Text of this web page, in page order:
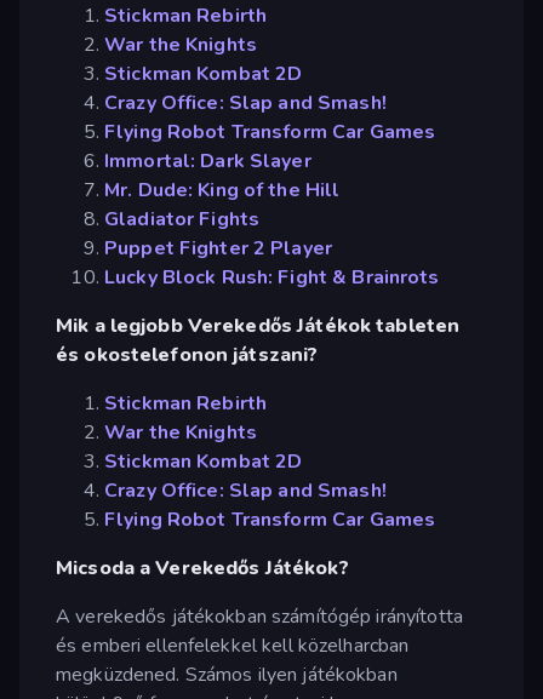
Stickman Rebirth
War the Knights
Stickman Kombat 2D
Crazy Office: Slap and Smash!
Flying Robot Transform Car Games
Immortal: Dark Slayer
Mr. Dude: King of the Hill
Gladiator Fights
Puppet Fighter 2 Player
Lucky Block Rush: Fight & Brainrots
Mik a legjobb Verekedős Játékok tableten
és okostelefonon játszani?
Stickman Rebirth
War the Knights
Stickman Kombat 2D
Crazy Office: Slap and Smash!
Flying Robot Transform Car Games
Micsoda a Verekedős Játékok?
A verekedős játékokban számítógép irányította
és emberi ellenfelekkel kell közelharcban
megküzdened. Számos ilyen játékokban